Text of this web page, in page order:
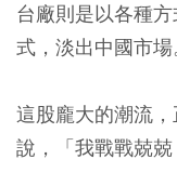
台廠則是以各種
式，淡出中國市場
這股龐大的潮流
說，「我戰戰兢兢